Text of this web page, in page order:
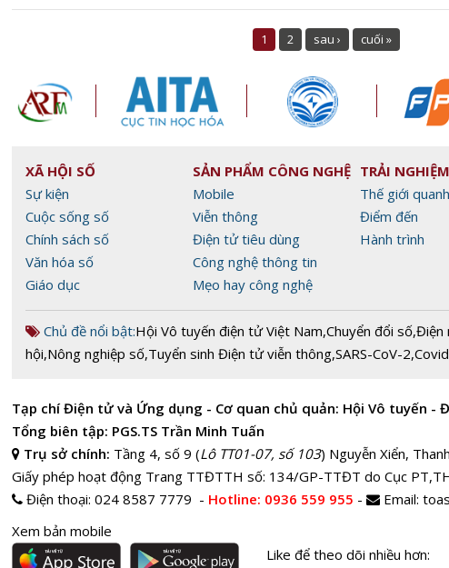
1 2 sau › cuối »
XÃ HỘI SỐ
Sự kiện
Cuộc sống số
Chính sách số
Văn hóa số
Giáo dục
SẢN PHẨM CÔNG NGHỆ
Mobile
Viễn thông
Điện tử tiêu dùng
Công nghệ thông tin
Mẹo hay công nghệ
TRẢI NGHIỆM
Thế giới
Điểm đến
Hành trình
Chủ đề nổi bật:Hội Vô tuyến điện tử Việt Nam,Chuyển đổi số,Điện
hội,Nông nghiệp số,Tuyển sinh Điện tử viễn thông,SARS-CoV-2,
Tạp chí Điện tử và Ứng dụng - Cơ quan chủ quản: Hội Vô tuyến -
Tổng biên tập: PGS.TS Trần Minh Tuấn
Trụ sở chính: Tầng 4, số 9 (Lô TT01-07, số 103) Nguyễn Xiển,
Giấy phép hoạt động Trang TTĐTTH số: 134/GP-TTĐT do Cục
Điện thoại: 024 8587 7779 - Hotline: 0936 559 955 - Email:
Xem bản mobile
Like để theo dõi nhiều hơn: